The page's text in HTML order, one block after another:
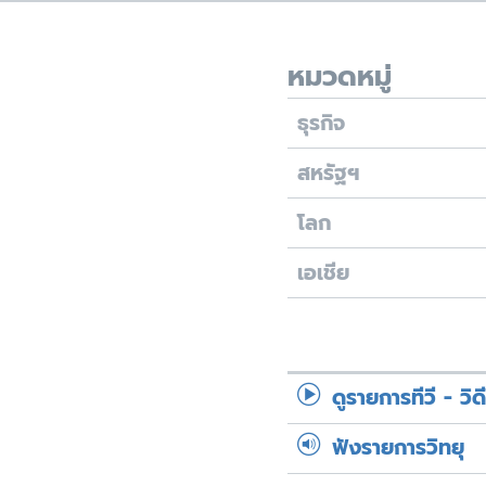
หมวดหมู่
ธุรกิจ
สหรัฐฯ
โลก
เอเชีย
ดูรายการทีวี - วิ
ฟังรายการวิทยุ